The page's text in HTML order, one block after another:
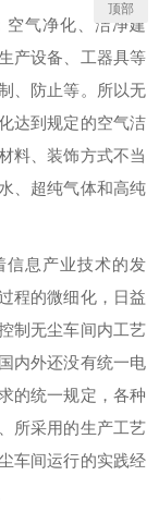
气净化、洁净建
产设备、工器具等
、防止等。所以无
达到规定的空气洁
料、装饰方式不当
、超纯气体和高纯
信息产业技术的发
程的微细化，日益
制无尘车间内工艺
内外还没有统一电
的统一规定，各种
所采用的生产工艺
车间运行的实践经
顶部